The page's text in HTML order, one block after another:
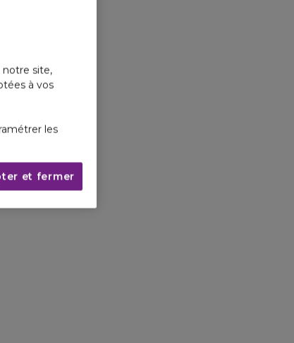
notre site,
à vos
les
et fermer